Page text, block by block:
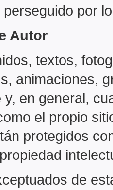
por
Autor
textos,
animaciones,
y, en general,
el propio
protegidos
de